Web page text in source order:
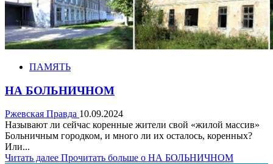
ПАМЯТЬ
НА БОЛЬНИЧНОМ
Ржевская Правда 10.09.2024
Называют ли сейчас коренные жители свой «жилой массив»
Больничным городком, и много ли их осталось, коренных?
Или...
Читать далее Прочитать больше о НА БОЛЬНИЧНОМ